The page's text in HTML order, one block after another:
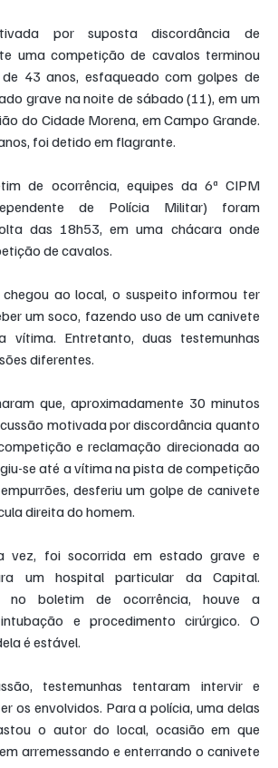
por suposta discordância de
uma competição de cavalos terminou
43 anos, esfaqueado com golpes de
grave na noite de sábado (11), em um
do Cidade Morena, em Campo Grande.
foi detido em flagrante.
de ocorrência, equipes da 6ª CIPM
de Polícia Militar) foram
das 18h53, em uma chácara onde
de cavalos.
ao local, o suspeito informou ter
um soco, fazendo uso de um canivete
vítima. Entretanto, duas testemunhas
diferentes.
que, aproximadamente 30 minutos
motivada por discordância quanto
e reclamação direcionada ao
se até a vítima na pista de competição
desferiu um golpe de canivete
direita do homem.
vez, foi socorrida em estado grave e
um hospital particular da Capital.
no boletim de ocorrência, houve a
e procedimento cirúrgico. O
é estável.
testemunhas tentaram intervir e
os envolvidos. Para a polícia, uma delas
o autor do local, ocasião em que
arremessando e enterrando o canivete